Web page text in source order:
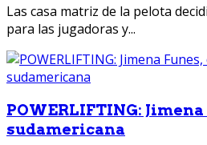
Las casa matriz de la pelota
para las jugadoras y...
POWERLIFTING:
sudamericana